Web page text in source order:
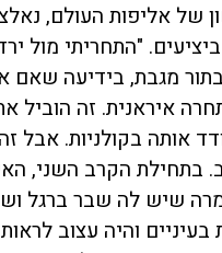
של אליפות העולם,
"התחריתי מול
מגבת, בידיעה שאם
איראנית. זה הוביל
אותה בקולניות. אבל
בתחילת הקרב השני,
שיש לה שבר ברגל
בעיניים והיה עצוב